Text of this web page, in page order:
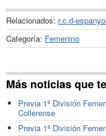
Relacionados: r.c.d-
Categoría: Femenino
Más noticias que
Previa 1ª División
Collerense
Previa 1ª División